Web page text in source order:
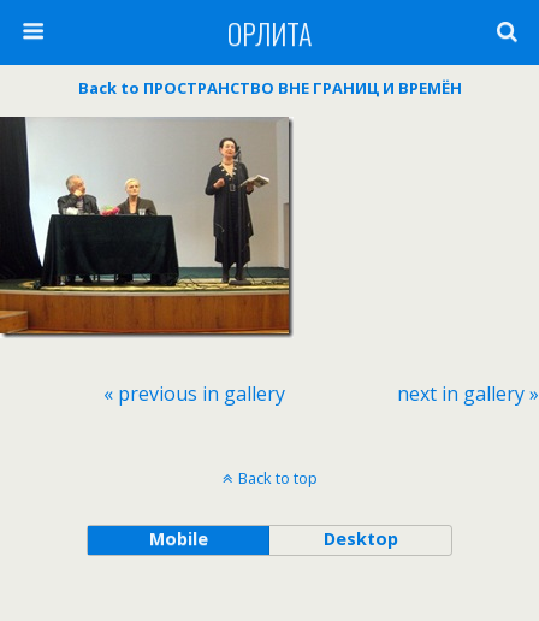
ОРЛИТА
Back to ПРОСТРАНСТВО ВНЕ ГРАНИЦ И ВРЕМЁН
« previous in gallery next in gallery »
Back to top
Mobile Desktop